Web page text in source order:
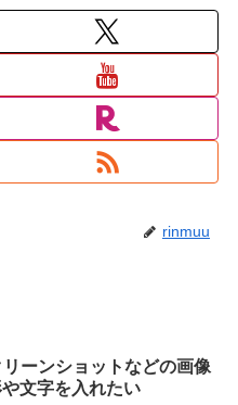
rinmuu
ーンショットなどの画像
文字を入れたい